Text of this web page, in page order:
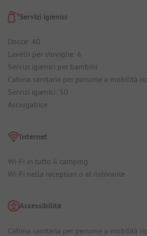
Servizi igienici
Docce: 40
Lavelli per stoviglie: 6
Servizi igienici per bambini
Cabina sanitaria per persone a mobilità
Servizi igienici: 50
Asciugatrice
Internet
Wi-Fi in tutto il camping
Wi-Fi nella reception o al ristorante
Accessibilità
Cabina sanitaria per persone a mobilità